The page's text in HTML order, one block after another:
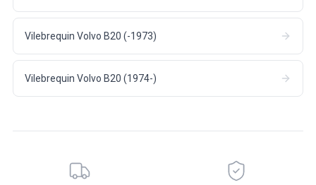
Vilebrequin Volvo B20 (-1973)
Vilebrequin Volvo B20 (1974-)